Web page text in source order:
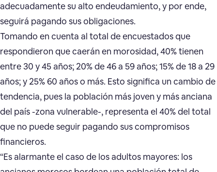
adecuadamente su alto endeudamiento, y por ende,
seguirá pagando sus obligaciones.
Tomando en cuenta al total de encuestados que
respondieron que caerán en morosidad, 40% tienen
entre 30 y 45 años; 20% de 46 a 59 años; 15% de 18 a 29
años; y 25% 60 años o más. Esto significa un cambio de
tendencia, pues la población más joven y más anciana
del país -zona vulnerable-, representa el 40% del total
que no puede seguir pagando sus compromisos
financieros.
“Es alarmante el caso de los adultos mayores: los